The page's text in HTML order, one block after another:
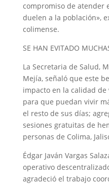
compromiso de atender
duelen a la población»,
colimense.
SE HAN EVITADO
La Secretaria de Salud,
Mejía, señaló que este
impacto en la calidad
para que puedan vivir
el resto de sus días;
sesiones gratuitas de
personas de Colima,
Édgar Javán Vargas
operativo
agradeció el trabajo